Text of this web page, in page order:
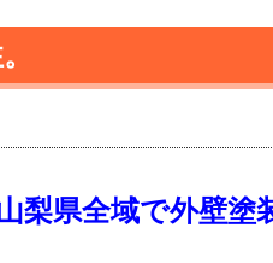
梨県全域で外壁塗